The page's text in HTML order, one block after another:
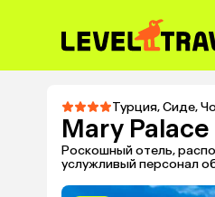
Турция,Сиде,
Mary
Роскошный отель,
услужливый персонал